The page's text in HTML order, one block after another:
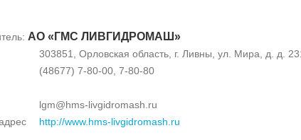
АО «ГМС ЛИВГИДРОМАШ»
303851, Орловская область, г. Ливны, ул. Мира, д. д.
(48677) 7-80-00, 7-80-80
lgm@hms-livgidromash.ru
http://www.hms-livgidromash.ru